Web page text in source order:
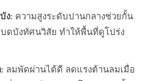
ง: ความสูงระดับปานกลางช่วยกั้น
ดบังทัศนวิสัย ทำให้พื้นที่ดูโปร่ง
: ลมพัดผ่านได้ดี ลดแรงต้านลมเมื่อ